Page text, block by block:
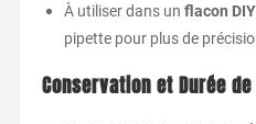
À utiliser dans un flacon DIY
pipette pour plus de
Conservation et Durée de